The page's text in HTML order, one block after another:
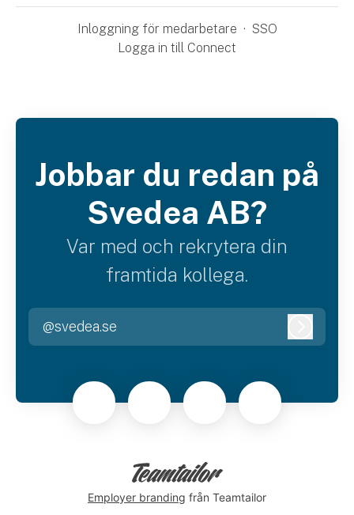
Inloggning för medarbetare · SSO
Logga in till Connect
Jobbar du redan på
Svedea AB?
Var med och rekrytera din
framtida kollega.
@svedea.se
Employer branding från Teamtailor